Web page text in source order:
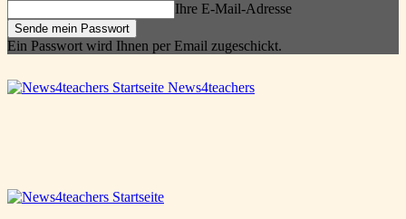
Ihre E-Mail-Adresse
Ein Passwort wird Ihnen per Email zugeschickt.
News4teachers